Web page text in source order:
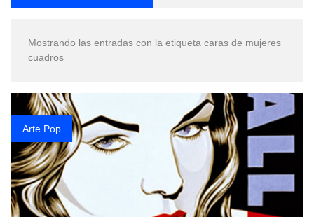
Que significan los cuadros de negras africanas?
El mundo del arte en pintura surrealista
Mostrando las entradas con la etiqueta caras de mujeres
cuadros
Arte Pop